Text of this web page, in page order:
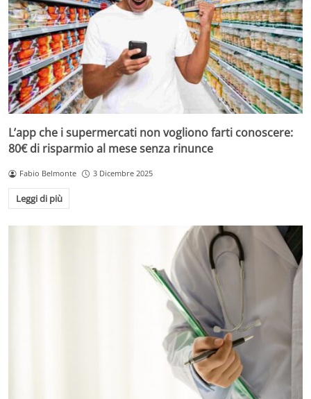
L’app che i supermercati non vogliono farti conoscere:
80€ di risparmio al mese senza rinunce
Fabio Belmonte 3 Dicembre 2025
Leggi di più